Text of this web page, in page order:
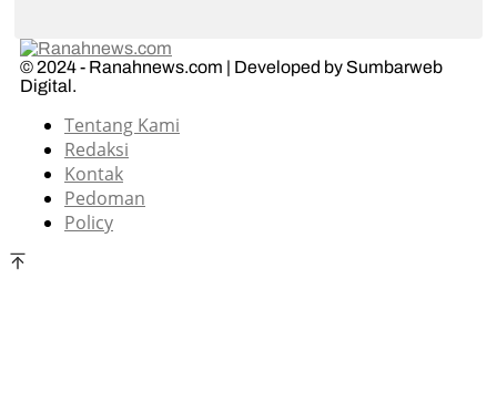
© 2024 - Ranahnews.com | Developed by Sumbarweb
Digital.
Tentang Kami
Redaksi
Kontak
Pedoman
Policy